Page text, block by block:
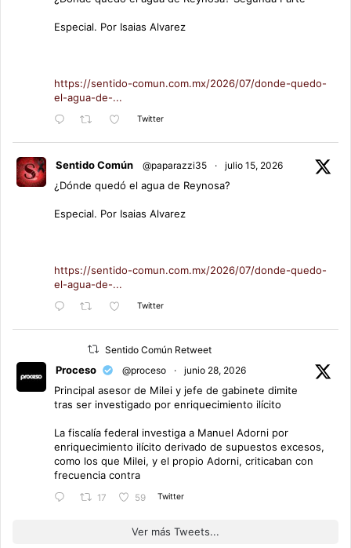
Especial. Por Isaias Alvarez
https://sentido-comun.com.mx/2026/07/donde-quedo-
el-agua-de-...
Twitter
Sentido Común @paparazzi35 · julio 15, 2026
¿Dónde quedó el agua de Reynosa?
Especial. Por Isaias Alvarez
https://sentido-comun.com.mx/2026/07/donde-quedo-
el-agua-de-...
Twitter
Sentido Común Retweet
Proceso @proceso · junio 28, 2026
Principal asesor de Milei y jefe de gabinete dimite
tras ser investigado por enriquecimiento ilícito
La fiscalía federal investiga a Manuel Adorni por
enriquecimiento ilícito derivado de supuestos excesos,
como los que Milei, y el propio Adorni, criticaban con
frecuencia contra
17 59 Twitter
Ver más Tweets...